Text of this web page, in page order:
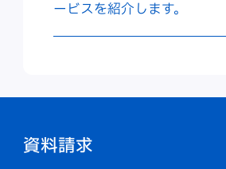
ービスを紹介します。
資料請求